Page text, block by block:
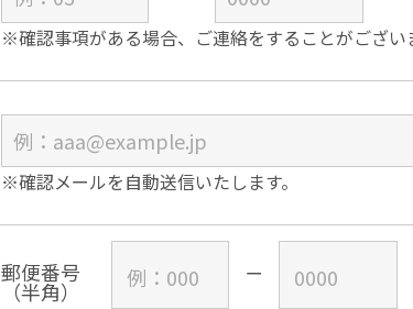
※確認事項がある場合、ご連絡をすることがござい
※確認メールを自動送信いたします。
郵便番号
（半角）